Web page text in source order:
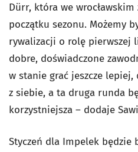
Dürr, która we
początku sezonu. Możemy
rywalizacji o rolę pierwszej
dobre, doświadczone
w stanie grać jeszcze lepiej,
z siebie, a ta druga runda
korzystniejsza – dodaje
Styczeń dla Impelek będzie